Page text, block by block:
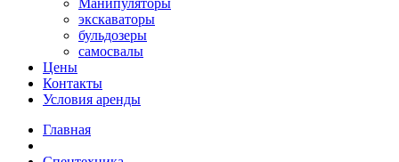
Манипуляторы
экскаваторы
бульдозеры
самосвалы
Цены
Контакты
Условия аренды
Главная